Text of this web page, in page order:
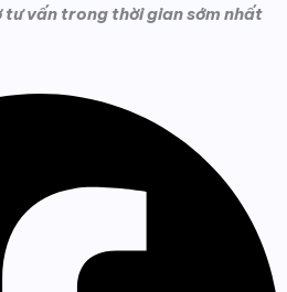
tư vấn trong thời gian sớm nhất